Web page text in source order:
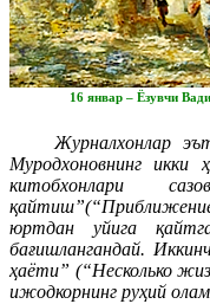
16 январ – Ёзувчи
Журналхонлар
Муродхоновнинг икки
китобхонлари
юртдан уйига
бағишлангандай.
ҳаёти” (“Несколько
ижодкорнинг руҳий